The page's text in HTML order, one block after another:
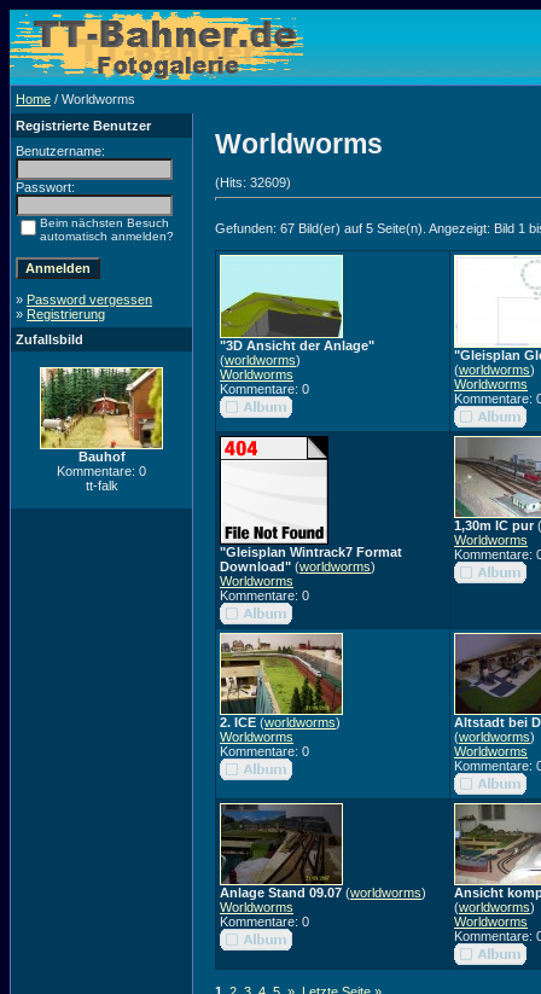
Home / Worldworms
Registrierte Benutzer
Benutzername:
Passwort:
Beim nächsten Besuch
automatisch anmelden?
» Password vergessen
» Registrierung
Zufallsbild
Bauhof
Kommentare: 0
tt-falk
Worldworms
(Hits: 32609)
Gefunden: 67 Bild(er) auf 5 Seite(n). Angezeigt: Bild 1
"3D Ansicht der Anlage"
(worldworms)
Worldworms
Kommentare: 0
"Gleisplan
(worldworms)
Worldworms
Kommentare:
"Gleisplan Wintrack7 Format
Download" (worldworms)
Worldworms
Kommentare: 0
1,30m IC pur(
Worldworms
Kommentare:
2. ICE (worldworms)
Worldworms
Kommentare: 0
Altstadt bei
(worldworms)
Worldworms
Kommentare:
Anlage Stand 09.07 (worldworms)
Worldworms
Kommentare: 0
Ansicht
(worldworms)
Worldworms
Kommentare: